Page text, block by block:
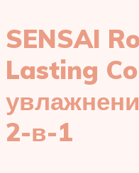
SENSAI
Lasting
2-в-1